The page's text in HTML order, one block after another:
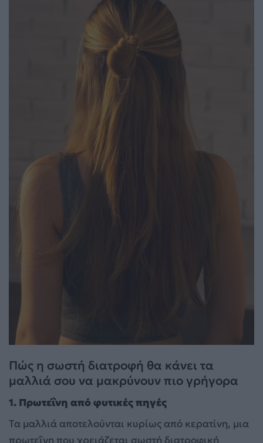
Πώς η σωστή διατροφή θα κάνει τα
μαλλιά σου να μακρύνουν πιο γρήγορα
1. Πρωτεΐνη από φυτικές πηγές
Τα μαλλιά αποτελούνται κυρίως από κερατίνη, μια
πρωτεΐνη που χρειάζεται σωστή διατροφική